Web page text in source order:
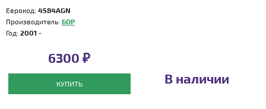
Еврокод: 4584AGN
Производитель: БОР
Год: 2001 -
6300 ₽
КУПИТЬ В наличии